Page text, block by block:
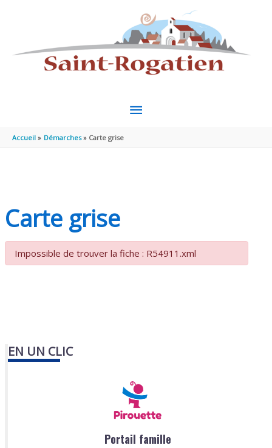
MENU
Accueil Démarches Carte grise
Carte grise
Impossible de trouver la fiche : R54911.xml
EN UN CLIC
Portail famille